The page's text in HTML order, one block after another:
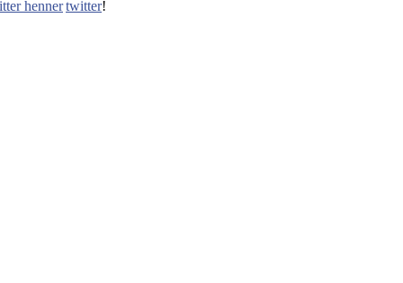
twitter!